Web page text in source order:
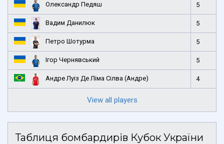
Олександр Педяш 5
Вадим Данилюк 5
Петро Шотурма 5
Ігор Чернявський 5
Андре Луіз Де Ліма Сілва (Андре) 4
View all players
Таблиця бомбардирів Кубок України